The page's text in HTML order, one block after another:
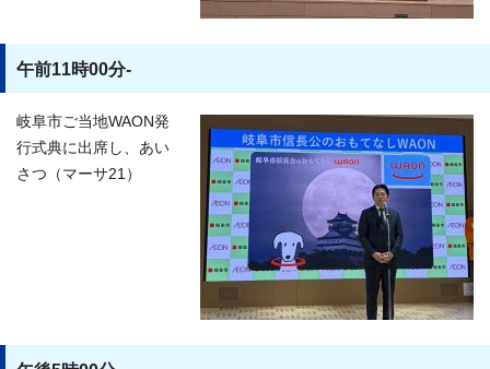
午前11時00分-
岐阜市ご当地WAON発
行式典に出席し、あい
さつ（マーサ21）